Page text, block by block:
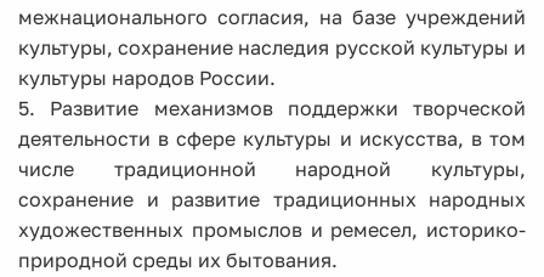
межнационального согласия, на базе учреждений
культуры, сохранение наследия русской культуры и
культуры народов России.
5. Развитие механизмов поддержки творческой
деятельности в сфере культуры и искусства, в том
числе традиционной народной культуры,
сохранение и развитие традиционных народных
художественных промыслов и ремесел, историко-
природной среды их бытования.